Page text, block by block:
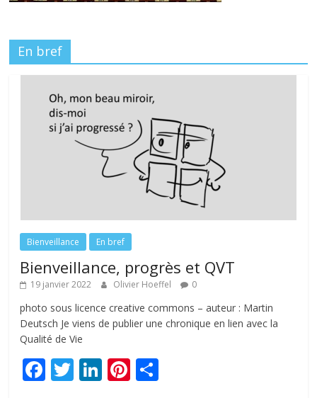
En bref
Bienveillance En bref
Bienveillance, progrès et QVT
19 janvier 2022 Olivier Hoeffel 0
photo sous licence creative commons – auteur : Martin
Deutsch Je viens de publier une chronique en lien avec la
Qualité de Vie
F T Li Pi